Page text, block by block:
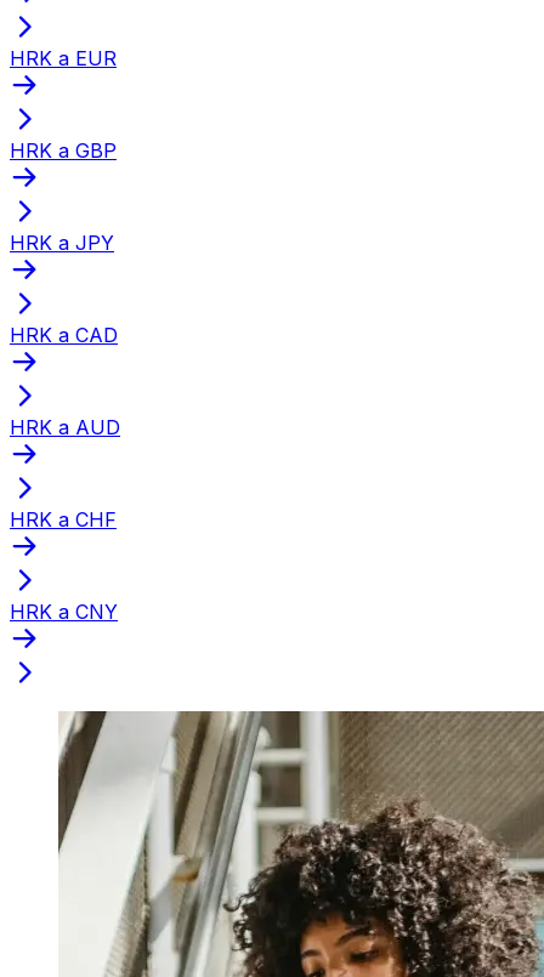
HRK a EUR
HRK a GBP
HRK a JPY
HRK a CAD
HRK a AUD
HRK a CHF
HRK a CNY